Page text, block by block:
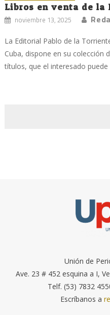
Libros en venta de la
noviembre 13, 2025
La Editorial Pablo de la
Cuba, dispone en su colección
títulos, que el interesado
Unión de
Ave. 23 # 452 esquina a I,
Telf. (53) 7832
Escríbanos a